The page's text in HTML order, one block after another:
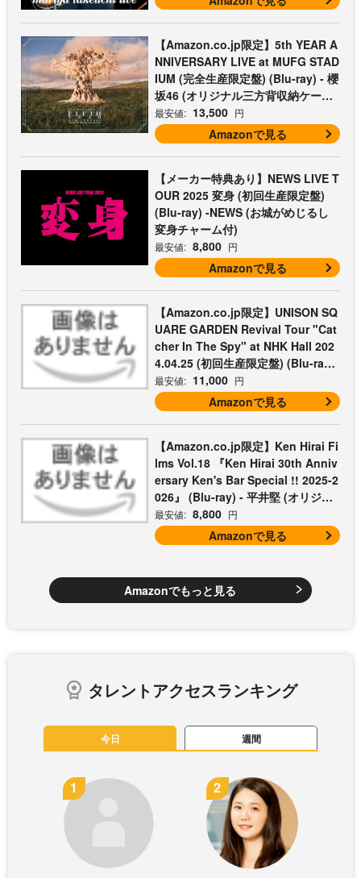
【Amazon.co.jp限定】5th YEAR A
NNIVERSARY LIVE at MUFG STAD
IUM (完全生産限定盤) (Blu-ray) - 櫻
坂46 (オリジナル三方背収納ケース
付)
最安値: 13,500 円
Amazonで見る
【メーカー特典あり】NEWS LIVE T
OUR 2025 変身 (初回生産限定盤)
(Blu-ray) -NEWS (お城がめじるし
変身チャーム付)
最安値: 8,800 円
Amazonで見る
【Amazon.co.jp限定】UNISON SQ
UARE GARDEN Revival Tour "Cat
cher In The Spy" at NHK Hall 202
4.04.25 (初回生産限定盤) (Blu-ray)
- UNISON SQUARE GARDEN (コッ
トン巾着付)
最安値: 11,000 円
Amazonで見る
【Amazon.co.jp限定】Ken Hirai Fi
lms Vol.18 『Ken Hirai 30th Anniv
ersary Ken's Bar Special !! 2025-2
026』 (Blu-ray) - 平井堅 (オリジナ
ルライブフォトシートセット3枚組
付)
最安値: 8,800 円
Amazonで見る
Amazonでもっと見る
タレントアクセスランキング
今日 週間